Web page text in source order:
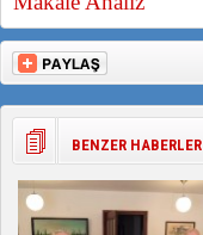
BENZER HABERLER